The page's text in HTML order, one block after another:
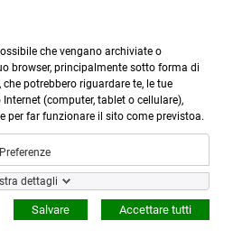

Cerca
more_horiz
Menù
shopping_cart
consegna
COSTITUZIONALE
di tutto catasta dov′egli
che vengano archiviate o
browser, principalmente sotto forma di
potrebbero riguardare te, le tue
(computer, tablet o cellulare),
per far funzionare il sito come previstoa.
Preferenze
dettagli
Accettare tutti
Salvare